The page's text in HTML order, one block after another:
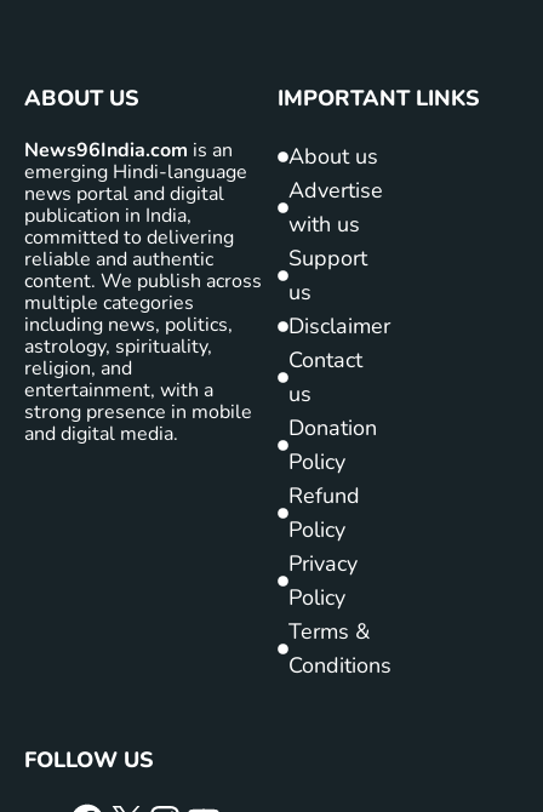
ABOUT US
News96India.com is an
emerging Hindi-language
news portal and digital
publication in India,
committed to delivering
reliable and authentic
content. We publish across
multiple categories
including news, politics,
astrology, spirituality,
religion, and
entertainment, with a
strong presence in mobile
and digital media.
IMPORTANT LINKS
About us
Advertise
with us
Support
us
Disclaimer
Contact
us
Donation
Policy
Refund
Policy
Privacy
Policy
Terms &
Conditions
FOLLOW US